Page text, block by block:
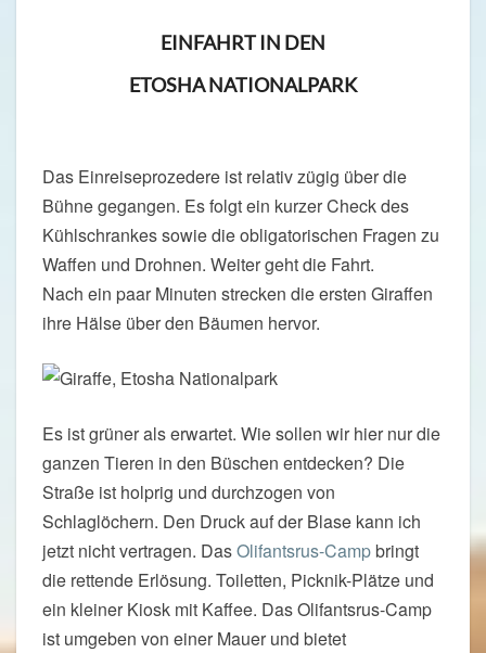
EINFAHRT IN DEN
ETOSHA NATIONALPARK
Das Einreiseprozedere ist relativ zügig über die
Bühne gegangen. Es folgt ein kurzer Check des
Kühlschrankes sowie die obligatorischen Fragen zu
Waffen und Drohnen. Weiter geht die Fahrt.
Nach ein paar Minuten strecken die ersten Giraffen
ihre Hälse über den Bäumen hervor.
Es ist grüner als erwartet. Wie sollen wir hier nur die
ganzen Tieren in den Büschen entdecken? Die
Straße ist holprig und durchzogen von
Schlaglöchern. Den Druck auf der Blase kann ich
jetzt nicht vertragen. DasOlifantsrus-Campbringt
die rettende Erlösung. Toiletten, Picknik-Plätze und
ein kleiner Kiosk mit Kaffee. Das Olifantsrus-Camp
ist umgeben von einer Mauer und bietet